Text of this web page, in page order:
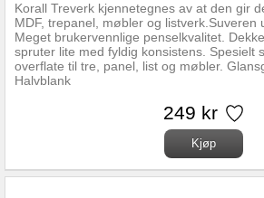
Korall Treverk kjennetegnes av at den gir
MDF, trepanel, møbler og listverk.Suveren
Meget brukervennlige penselkvalitet.
spruter lite med fyldig konsistens. Spesielt
overflate til tre, panel, list og møbler.
Halvblank
249 kr